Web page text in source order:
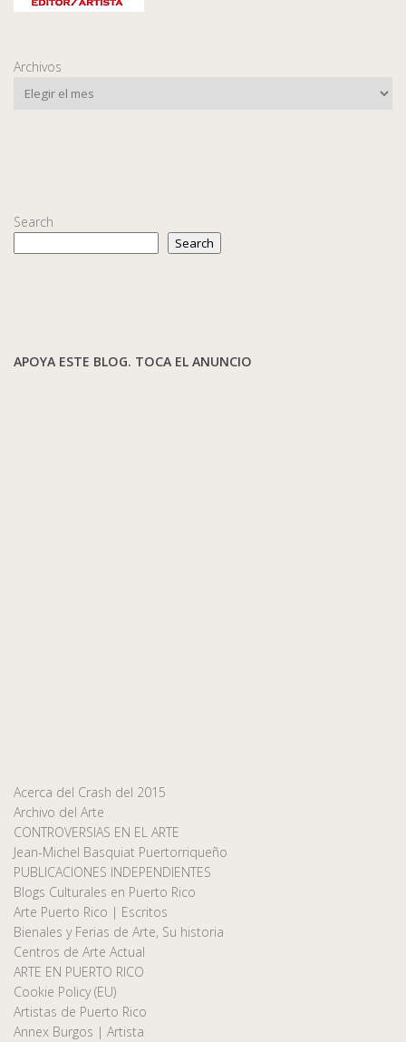
Archivos
Search
Search
APOYA ESTE BLOG. TOCA EL ANUNCIO
Acerca del Crash del 2015
Archivo del Arte
CONTROVERSIAS EN EL ARTE
Jean-Michel Basquiat Puertorriqueño
PUBLICACIONES INDEPENDIENTES
Blogs Culturales en Puerto Rico
Arte Puerto Rico | Escritos
Bienales y Ferias de Arte, Su historia
Centros de Arte Actual
ARTE EN PUERTO RICO
Cookie Policy (EU)
Artistas de Puerto Rico
Annex Burgos | Artista